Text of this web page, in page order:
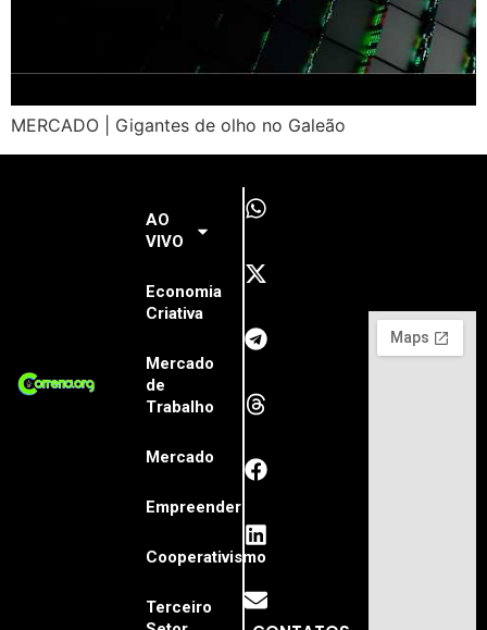
MERCADO | Gigantes de olho no Galeão
AO
VIVO
Economia
Criativa
Mercado
de
Trabalho
Mercado
Empreender
Cooperativismo
Terceiro